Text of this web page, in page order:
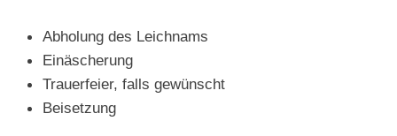
Abholung des Leichnams
Einäscherung
Trauerfeier, falls gewünscht
Beisetzung